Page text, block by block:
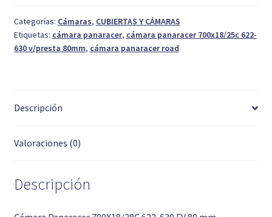
Categorías: Cámaras, CUBIERTAS Y CÁMARAS
Etiquetas: cámara panaracer, cámara panaracer 700x18/25c 622-
630 v/presta 80mm, cámara panaracer road
Descripción
Valoraciones (0)
Descripción